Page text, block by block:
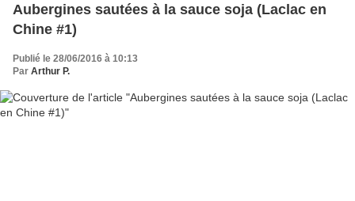
Aubergines sautées à la sauce soja (Laclac en
Chine #1)
Publié le 28/06/2016 à 10:13
Par Arthur P.